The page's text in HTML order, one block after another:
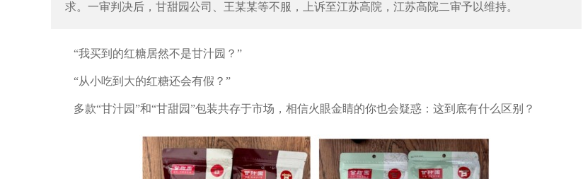
求。一审判决后，甘甜园公司、王某某等不服，上诉至江苏高院，江苏高院二审予以维持。
“我买到的红糖居然不是甘汁园？”
“从小吃到大的红糖还会有假？”
多款“甘汁园”和“甘甜园”包装共存于市场，相信火眼金睛的你也会疑惑：这到底有什么区别？